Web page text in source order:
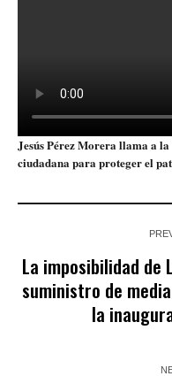
Jesús Pérez Morera llama a
ciudadana para proteger el
La imposibilidad
suministro de
la